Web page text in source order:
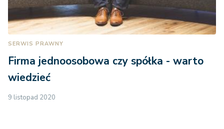
SERWIS PRAWNY
Firma jednoosobowa czy spółka - warto
wiedzieć
9 listopad 2020